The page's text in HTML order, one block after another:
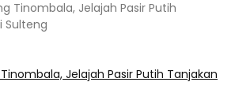
Jelajah Pasir Putih Tanjakan